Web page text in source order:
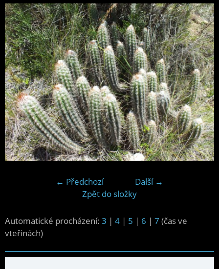
← Předchozí
Další →
Zpět do složky
Automatické procházení: 3 | 4 | 5 | 6 | 7 (čas ve
vteřinách)